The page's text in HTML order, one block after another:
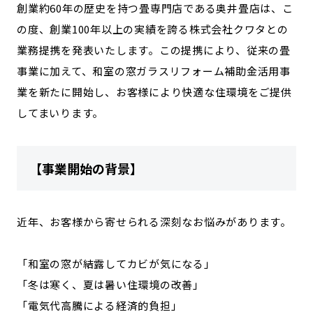
高知エリア
福岡エリア
佐賀エリア
長崎エリア
熊本エリア
大分エリア
宮崎エリア
鹿児島エリア
沖縄エリア
MILCプロジェクト
選出企業特別対談
創業約60年の歴史を持つ畳専門店である奥井畳店は、こ
の度、創業100年以上の実績を誇る株式会社クワタとの
業務提携を発表いたします。この提携により、従来の畳
事業に加えて、和室の窓ガラスリフォーム補助金活用事
業を新たに開始し、お客様により快適な住環境をご提供
してまいります。
【事業開始の背景】
近年、お客様から寄せられる深刻なお悩みがあります。
「和室の窓が結露してカビが気になる」
「冬は寒く、夏は暑い住環境の改善」
「電気代高騰による経済的負担」